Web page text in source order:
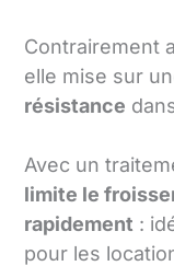
Contrairement
elle mise sur
résistance
Avec un
limite le
rapidement :
pour les